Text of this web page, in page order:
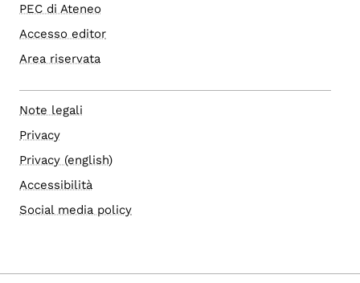
PEC di Ateneo
Accesso editor
Area riservata
Note legali
Privacy
Privacy (english)
Accessibilità
Social media policy